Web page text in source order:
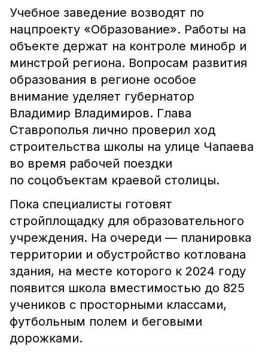
Учебное заведение возводят по
нацпроекту «Образование». Работы на
объекте держат на контроле минобр и
минстрой региона. Вопросам развития
образования в регионе особое
внимание уделяет губернатор
Владимир Владимиров. Глава
Ставрополья лично проверил ход
строительства школы на улице Чапаева
во время рабочей поездки
по соцобъектам краевой столицы.
Пока специалисты готовят
стройплощадку для образовательного
учреждения. На очереди — планировка
территории и обустройство котлована
здания, на месте которого к 2024 году
появится школа вместимостью до 825
учеников с просторными классами,
футбольным полем и беговыми
дорожками.